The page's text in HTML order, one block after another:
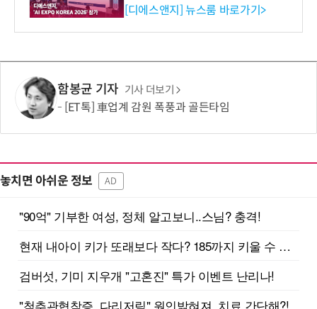
생애주기 아우르는 통합 솔루
[디에스앤지] 뉴스룸 바로가기>
함봉균 기자 기사 더보기
[ET톡] 車업계 감원 폭풍과 골든타임
놓치면 아쉬운 정보 AD